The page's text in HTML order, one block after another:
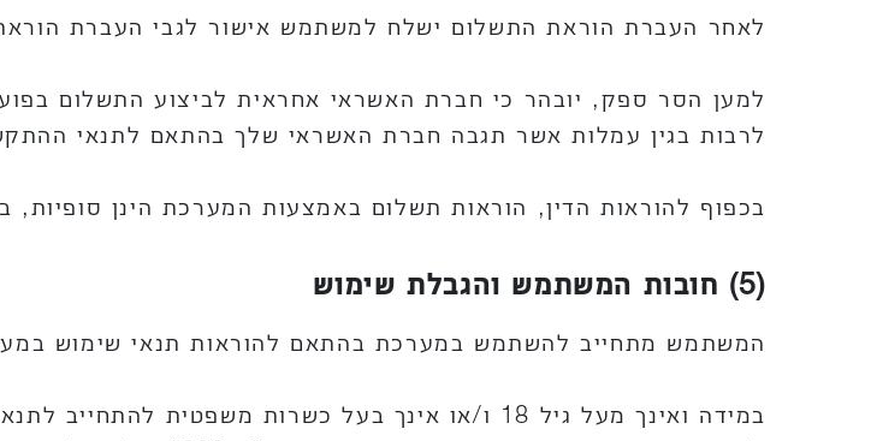
לאחר העברת הוראת התשלום ישלח למשתמש אישור לגבי העברת
למען הסר ספק, יובהר כי חברת האשראי אחראית לביצוע התשלום
לרבות בגין עמלות אשר תגבה חברת האשראי שלך בהתאם לתנאי
בכפוף להוראות הדין, הוראות תשלום באמצעות המערכת הינן סופיות,
(5) חובות המשתמש והגבלת שימוש
המשתמש מתחייב להשתמש במערכת בהתאם להוראות תנאי שימוש
במידה ואינך מעל גיל 18 ו/או אינך בעל כשרות